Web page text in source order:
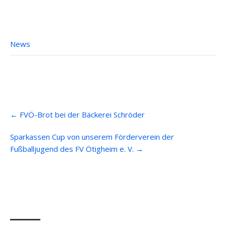
News
Post
navigation
← FVÖ-Brot bei der Bäckerei Schröder
Sparkassen Cup von unserem Förderverein der
Fußballjugend des FV Ötigheim e. V. →